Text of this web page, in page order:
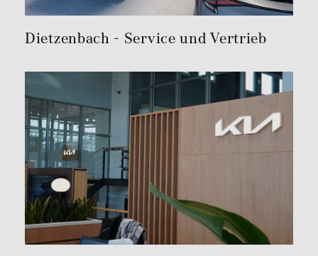
Dietzenbach - Service und Vertrieb